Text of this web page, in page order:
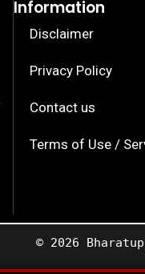
Information
Disclaimer
Privacy Policy
Contact us
Terms of Use /
© 2026